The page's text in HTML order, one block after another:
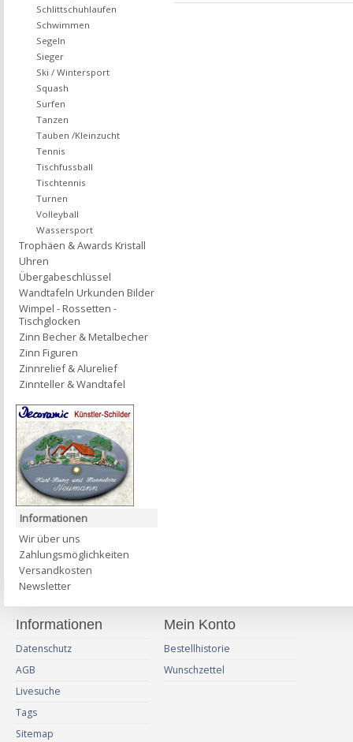
Schlittschuhlaufen
Schwimmen
Segeln
Sieger
Ski / Wintersport
Squash
Surfen
Tanzen
Tauben /Kleinzucht
Tennis
Tischfussball
Tischtennis
Turnen
Volleyball
Wassersport
Trophäen & Awards Kristall
Uhren
Übergabeschlüssel
Wandtafeln Urkunden Bilder
Wimpel - Rossetten -
Tischglocken
Zinn Becher & Metalbecher
Zinn Figuren
Zinnrelief & Alurelief
Zinnteller & Wandtafel
Informationen
Wir über uns
Zahlungsmöglichkeiten
Versandkosten
Newsletter
Informationen
Datenschutz
AGB
Livesuche
Tags
Sitemap
Mein Konto
Bestellhistorie
Wunschzettel